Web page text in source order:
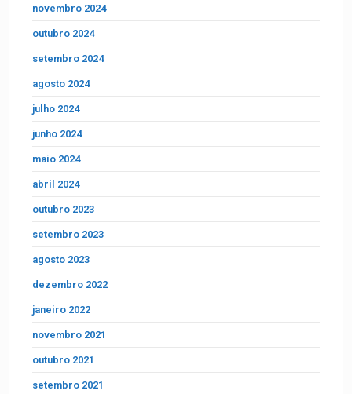
novembro 2024
outubro 2024
setembro 2024
agosto 2024
julho 2024
junho 2024
maio 2024
abril 2024
outubro 2023
setembro 2023
agosto 2023
dezembro 2022
janeiro 2022
novembro 2021
outubro 2021
setembro 2021